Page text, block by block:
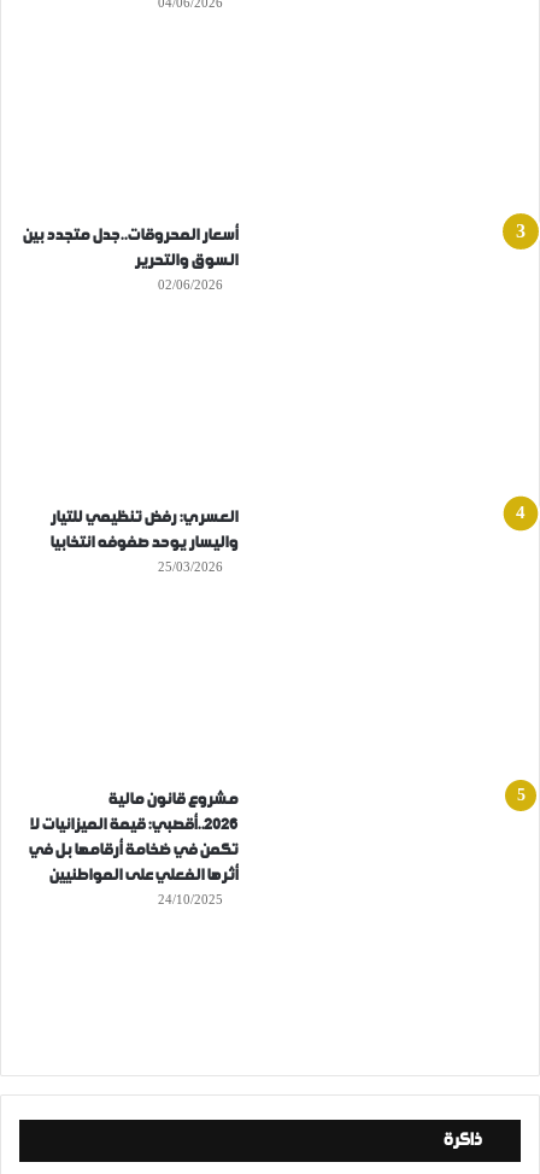
أسعار المحروقات..جدل متجدد بين
السوق والتحرير
02/06/2026
العسري: رفض تنظيمي للتيار
واليسار يوحد صفوفه انتخابيا
25/03/2026
مشروع قانون مالية
2026..أقصبي: قيمة الميزانيات لا
تكمن في ضخامة أرقامها بل في
أثرها الفعلي على المواطنيين
24/10/2025
ذاكرة